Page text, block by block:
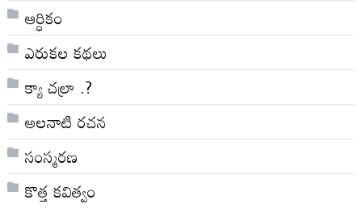
ఆర్ధికం
ఎరుకల కథలు
క్యా చల్రా .?
అలనాటి రచన
సంస్మరణ
కొత్త కవిత్వం